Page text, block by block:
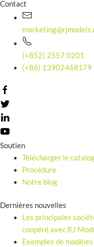
Contact
(+852) 2557 0201
(+86) 13902468179
Soutien
Télécharger le
Procédure
Notre blog
Dernières nouvelles
Les principales
coopéré avec RJ
Exemples de